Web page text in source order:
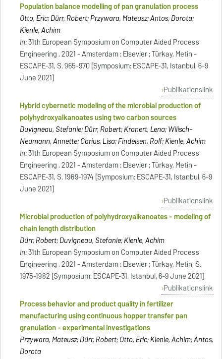
Population balance modelling of pan granulation process
Otto, Eric; Dürr, Robert; Przywara, Mateusz; Antos, Dorota;
Kienle, Achim
In:31th European Symposium on Computer Aided Process
Engineering , 2021 - Amsterdam : Elsevier ; Türkay, Metin -
ESCAPE-31, S. 965-970 [Symposium: ESCAPE-31, Istanbul, 6-9
June 2021]
Publikationslink
Hybrid cybernetic modeling of the microbial production of
polyhydroxyalkanoates using two carbon sources
Duvigneau, Stefanie; Dürr, Robert; Kranert, Lena; Wilisch-
Neumann, Annette; Carius, Lisa; Findeisen, Rolf; Kienle, Achim
In:31th European Symposium on Computer Aided Process
Engineering , 2021 - Amsterdam : Elsevier ; Türkay, Metin -
ESCAPE-31, S. 1969-1974 [Symposium: ESCAPE-31, Istanbul, 6-9
June 2021]
Publikationslink
Microbial production of polyhydroxyalkanoates - modeling of
chain length distribution
Dürr, Robert; Duvigneau, Stefanie; Kienle, Achim
In:31th European Symposium on Computer Aided Process
Engineering , 2021 - Amsterdam : Elsevier ; Türkay, Metin, S.
1975-1982 [Symposium: ESCAPE-31, Istanbul, 6-9 June 2021]
Publikationslink
Process behavior and product quality in fertilizer
manufacturing using continuous hopper transfer pan
granulation - experimental investigations
Przywara, Mateusz; Dürr, Robert; Otto, Eric; Kienle, Achim; Antos,
Dorota